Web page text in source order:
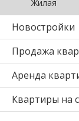
Жилая
Новостройки
Продажа
Аренда
Квартиры на